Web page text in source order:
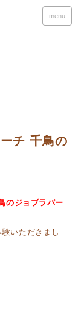
menu
チ 千鳥の
のジョブラバー
験いただきまし